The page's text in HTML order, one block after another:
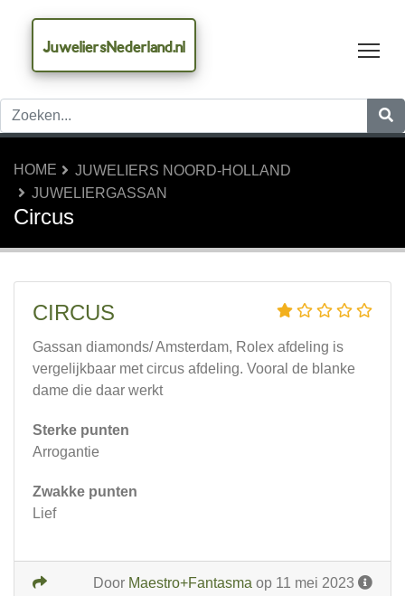
JuweliersNederland.nl
HOME
JUWELIERS NOORD-HOLLAND
JUWELIERGASSAN
Circus
CIRCUS
Gassan diamonds/ Amsterdam, Rolex afdeling is
vergelijkbaar met circus afdeling. Vooral de blanke
dame die daar werkt
Sterke punten
Arrogantie
Zwakke punten
Lief
Door Maestro+Fantasma op 11 mei 2023